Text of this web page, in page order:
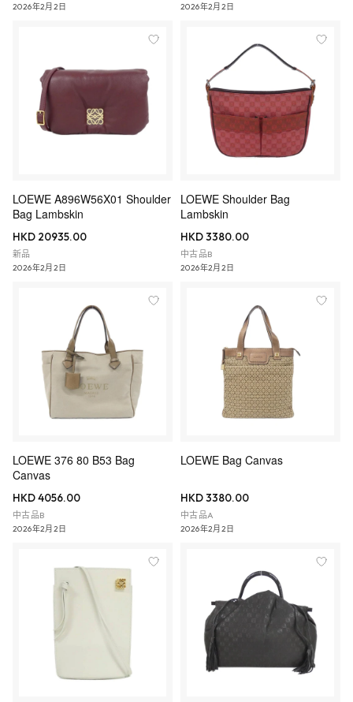
2026年2月2日 2026年2月2日
LOEWE A896W56X01 Shoulder
Bag Lambskin
HKD 20935.00
新品
2026年2月2日
LOEWE Shoulder Bag
Lambskin
HKD 3380.00
中古品B
2026年2月2日
LOEWE 376 80 B53 Bag
Canvas
HKD 4056.00
中古品B
2026年2月2日
LOEWE Bag Canvas
HKD 3380.00
中古品A
2026年2月2日